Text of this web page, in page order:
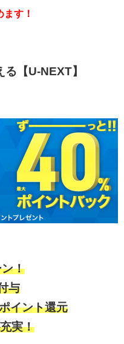
す！
【U-NEXT】
！
与
イント還元
実！